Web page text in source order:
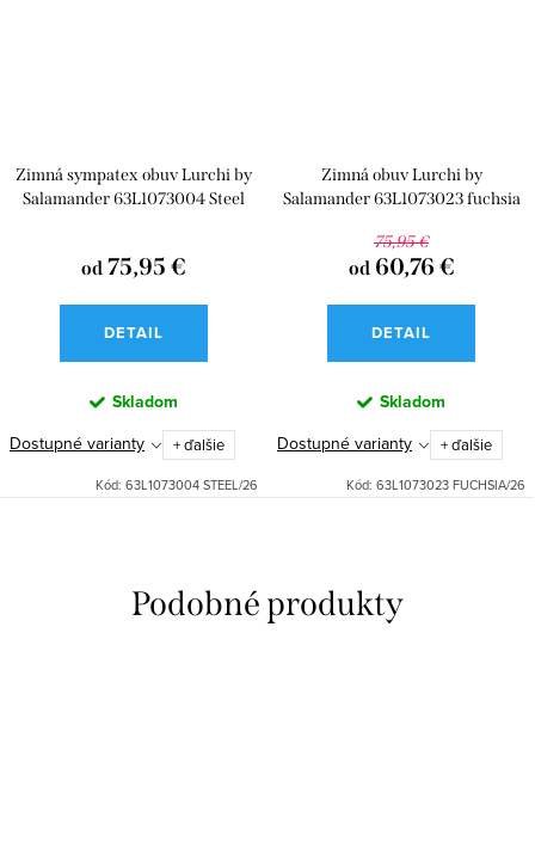
Zimná sympatex obuv Lurchi by
Salamander 63L1073004 Steel
od 75,95 €
DETAIL
Skladom
Dostupné varianty + ďalšie
Kód: 63L1073004 STEEL/26
Zimná obuv Lurchi by
Salamander 63L1073023 fuchsia
75,95 €
od60,76 €
DETAIL
Skladom
Dostupné varianty + ďalšie
Kód: 63L1073023 FUCHSIA/26